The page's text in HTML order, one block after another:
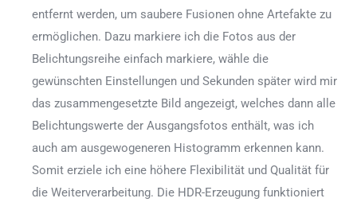
entfernt werden, um saubere Fusionen ohne Artefakte zu
ermöglichen. Dazu markiere ich die Fotos aus der
Belichtungsreihe einfach markiere, wähle die
gewünschten Einstellungen und Sekunden später wird mir
das zusammengesetzte Bild angezeigt, welches dann alle
Belichtungswerte der Ausgangsfotos enthält, was ich
auch am ausgewogeneren Histogramm erkennen kann.
Somit erziele ich eine höhere Flexibilität und Qualität für
die Weiterverarbeitung. Die HDR-Erzeugung funktioniert